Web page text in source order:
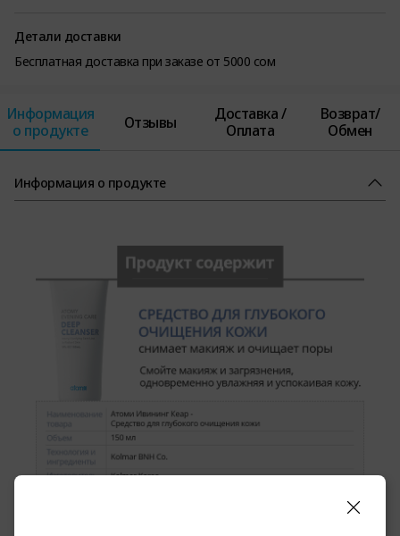
Детали доставки
Бесплатная доставка при заказе от 5000 сом
Информация
о продукте
Отзывы
Доставка /
Оплата
Возврат/
Обмен
Информация о продукте